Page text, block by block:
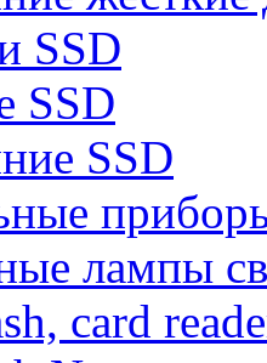
SSD
SSD
SSD
лампы
card